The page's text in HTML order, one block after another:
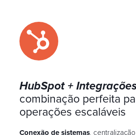
HubSpot +
combinação perfeita
operações escaláveis
Conexão de sistemas,